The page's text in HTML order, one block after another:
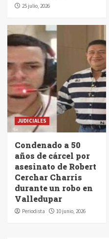
25 julio, 2026
JUDICIALES
Condenado a 50
años de cárcel por
asesinato de Robert
Cerchar Charris
durante un robo en
Valledupar
Periodista 10 junio, 2026